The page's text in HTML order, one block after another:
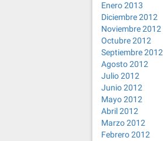
Enero 2013
Diciembre 2012
Noviembre 2012
Octubre 2012
Septiembre 2012
Agosto 2012
Julio 2012
Junio 2012
Mayo 2012
Abril 2012
Marzo 2012
Febrero 2012